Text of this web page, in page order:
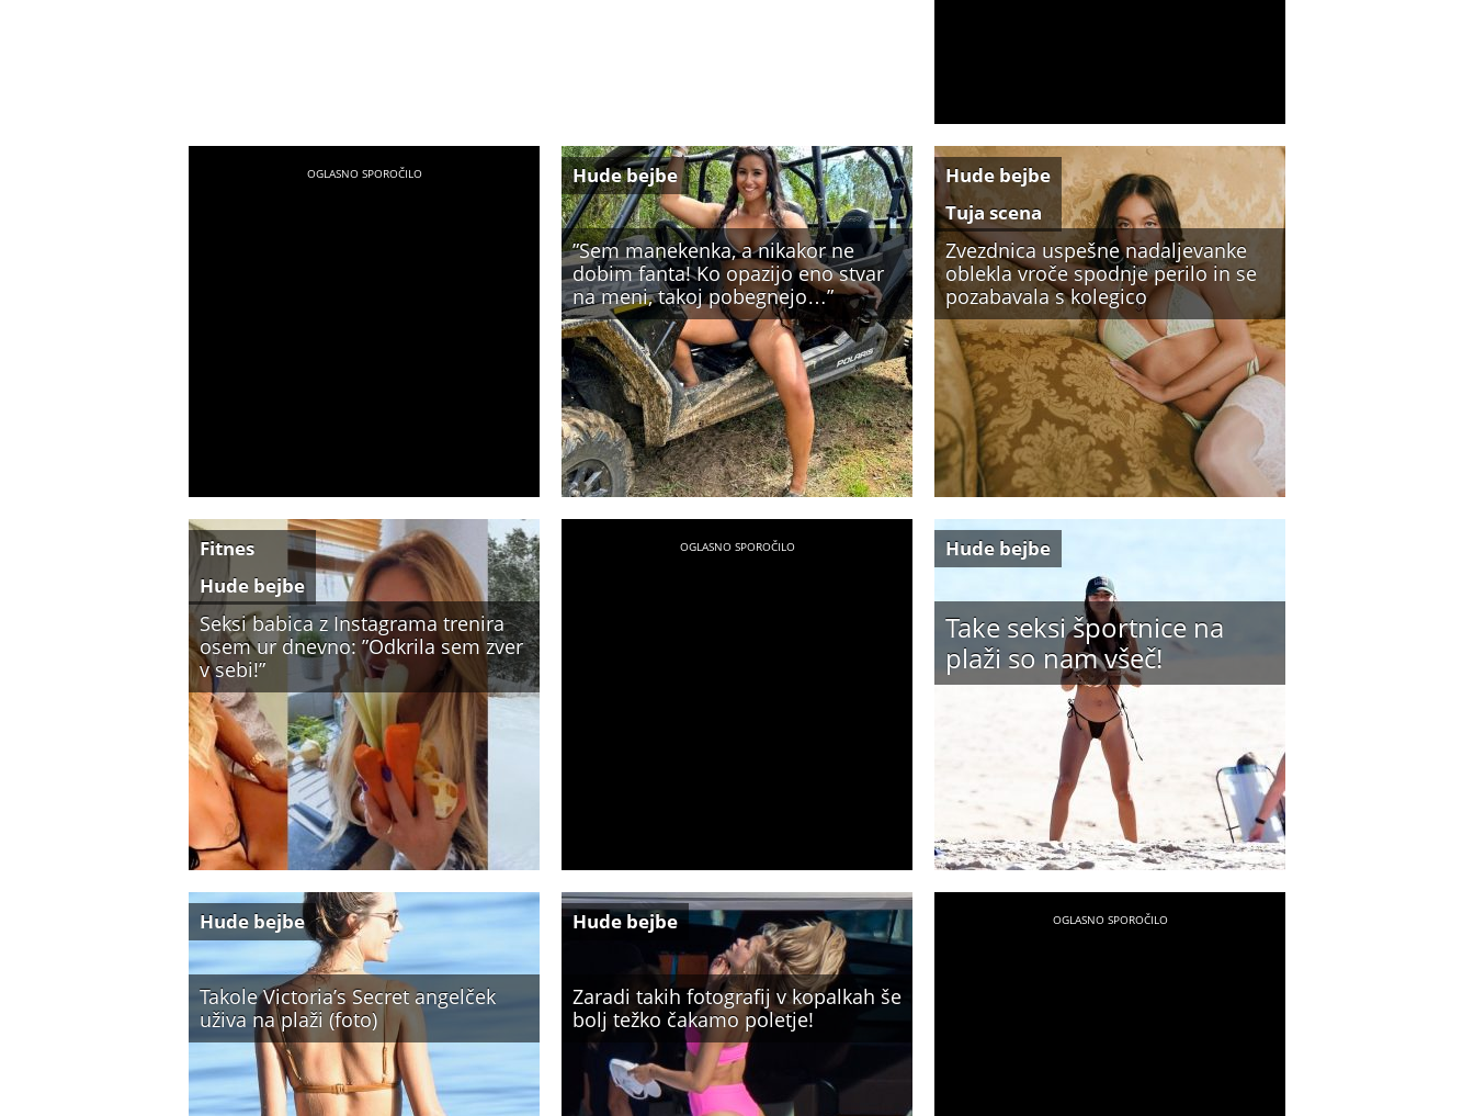
”Sem manekenka, a nikakor ne
dobim fanta! Ko opazijo eno stvar
na meni, takoj pobegnejo…”
Hude bejbe
Zvezdnica uspešne nadaljevanke
oblekla vroče spodnje perilo in se
pozabavala s kolegico
Hude bejbe
Tuja scena
Seksi babica z Instagrama trenira
osem ur dnevno: ”Odkrila sem zver
v sebi!”
Fitnes
Hude bejbe
Take seksi športnice na
plaži so nam všeč!
Hude bejbe
Takole Victoria’s Secret angelček
uživa na plaži (foto)
Hude bejbe
Zaradi takih fotografij v kopalkah še
bolj težko čakamo poletje!
Hude bejbe